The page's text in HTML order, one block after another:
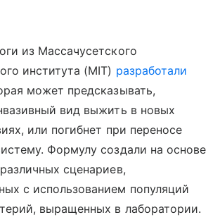
из Массачусетского
института (MIT) разработали
может предсказывать,
вид выжить в новых
или погибнет при переносе
Формулу создали на основе
сценариев,
с использованием популяций
выращенных в лаборатории.